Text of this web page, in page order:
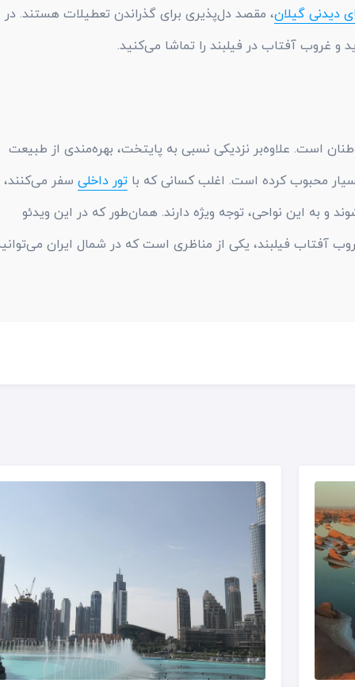
دیدنی گیلان، مقصد دل‌پذیری برای گذراندن تعطیلات هستند. در
و غروب آفتاب در فیلبند را تماشا می‌کنید.
است. علاوه‌بر نزدیکی نسبی به پایتخت، بهره‌مندی از طبیعت
محبوب کرده است. اغلب کسانی که با تور داخلی سفر می‌کنند،
و به این نواحی، توجه ویژه دارند. همان‌طور که در این ویدئو
آفتاب فیلبند، یکی از مناظری است که در شمال ایران